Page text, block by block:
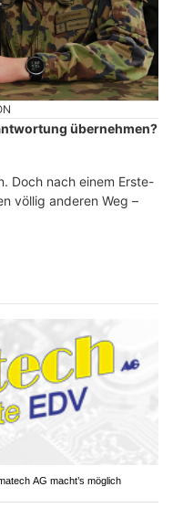
übernehmen?
Doch nach einem Erste-
völlig anderen Weg –
AG macht’s möglich